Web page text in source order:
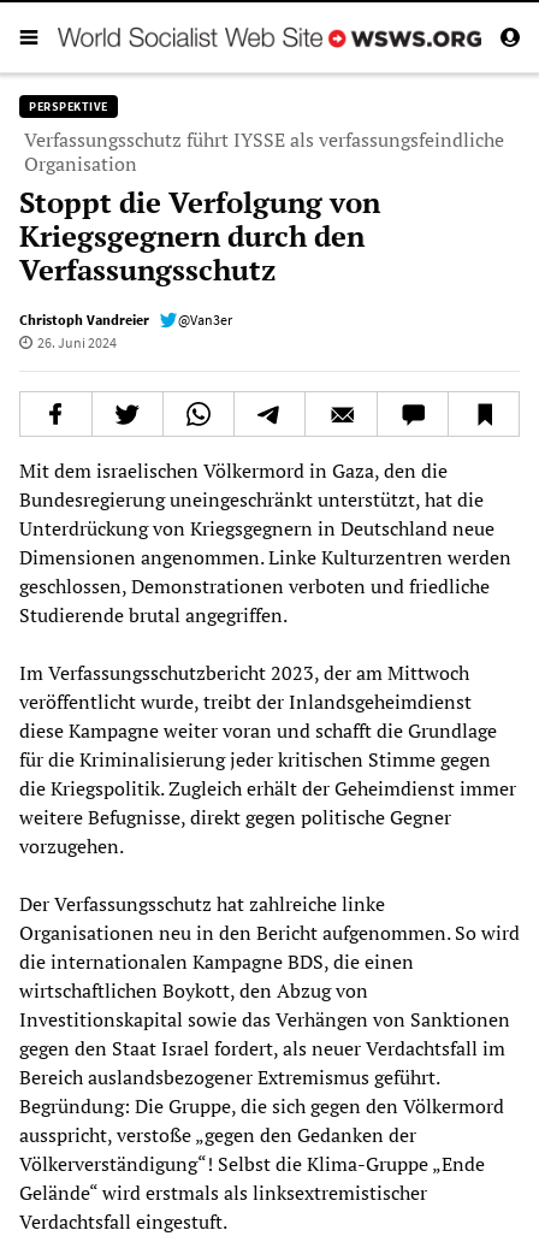
PERSPEKTIVE
Verfassungsschutz führt IYSSE als verfassungsfeindliche
Organisation
Stoppt die Verfolgung von
Kriegsgegnern durch den
Verfassungsschutz
Christoph Vandreier
@Van3er
26. Juni 2024
Mit dem israelischen Völkermord in Gaza, den die
Bundesregierung uneingeschränkt unterstützt, hat die
Unterdrückung von Kriegsgegnern in Deutschland neue
Dimensionen angenommen. Linke Kulturzentren werden
geschlossen, Demonstrationen verboten und friedliche
Studierende brutal angegriffen.
Im Verfassungsschutzbericht 2023, der am Mittwoch
veröffentlicht wurde, treibt der Inlandsgeheimdienst
diese Kampagne weiter voran und schafft die Grundlage
für die Kriminalisierung jeder kritischen Stimme gegen
die Kriegspolitik. Zugleich erhält der Geheimdienst immer
weitere Befugnisse, direkt gegen politische Gegner
vorzugehen.
Der Verfassungsschutz hat zahlreiche linke
Organisationen neu in den Bericht aufgenommen. So wird
die internationalen Kampagne BDS, die einen
wirtschaftlichen Boykott, den Abzug von
Investitionskapital sowie das Verhängen von Sanktionen
gegen den Staat Israel fordert, als neuer Verdachtsfall im
Bereich auslandsbezogener Extremismus geführt.
Begründung: Die Gruppe, die sich gegen den Völkermord
ausspricht, verstoße „gegen den Gedanken der
Völkerverständigung“! Selbst die Klima-Gruppe „Ende
Gelände“ wird erstmals als linksextremistischer
Verdachtsfall eingestuft.